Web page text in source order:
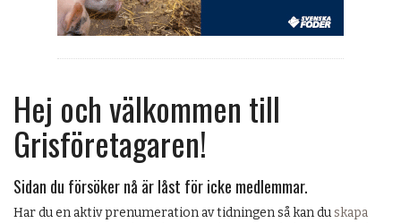
PRENUMERERA
OM OSS
Hej och välkommen till
Grisföretagaren!
Sidan du försöker nå är låst för icke medlemmar.
Har du en aktiv prenumeration av tidningen så kan duskapa